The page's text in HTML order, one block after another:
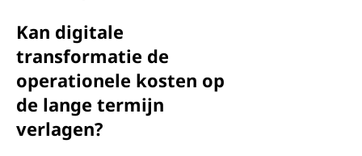
Kan digitale
transformatie de
operationele kosten op
de lange termijn
verlagen?